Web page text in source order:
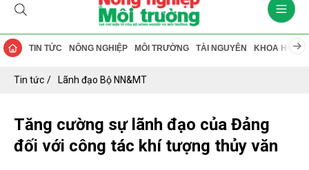
TIN TỨC NÔNG NGHIỆP MÔI TRƯỜNG TÀI NGUYÊN KHOA HỌC
Tin tức Lãnh đạo Bộ NN&MT
Tăng cường sự lãnh đạo của Đảng
đối với công tác khí tượng thủy văn